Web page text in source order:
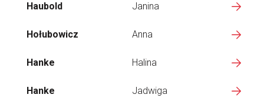
Haubold Janina
Hołubowicz Anna
Hanke Halina
Hanke Jadwiga